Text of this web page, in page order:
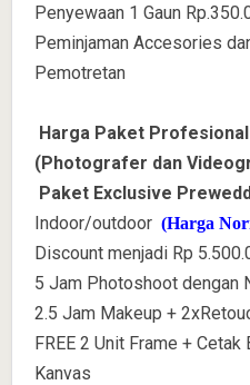
Penyewaan 1 Gaun
Peminjaman Accesories
Pemotretan
Harga Paket
(Photografer dan
Paket Exclusive
Indoor/outdoor (Harga
Discount menjadi Rp
5 Jam Photoshoot dengan
2.5 Jam Makeup +
FREE 2 Unit Frame +
Kanvas